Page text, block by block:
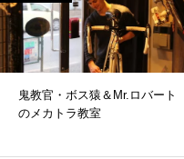
鬼教官・ボス猿＆Mr.ロバート
のメカトラ教室